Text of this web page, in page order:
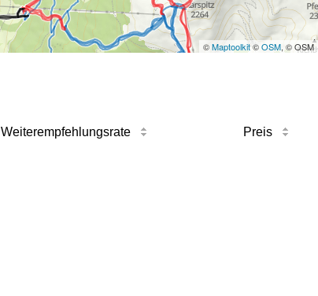
©Maptoolkit©OSM, © OSM
Weiterempfehlungsrate Preis